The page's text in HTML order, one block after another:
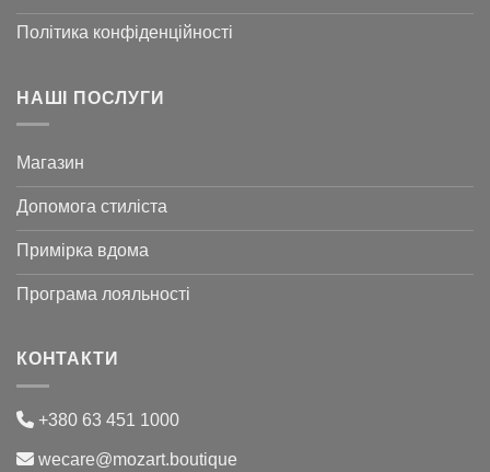
Політика конфіденційності
НАШІ ПОСЛУГИ
Магазин
Допомога стиліста
Примірка вдома
Програма лояльності
КОНТАКТИ
+380 63 451 1000
wecare@mozart.boutique